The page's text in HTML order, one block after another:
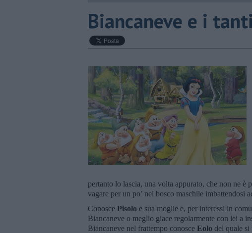
Biancaneve e i
pertanto lo lascia, una volta appurato, che non ne
vagare per un po’ nel bosco maschile imbattendosi
Conosce Pisolo e sua moglie e, per interessi in
Biancaneve o meglio giace regolarmente con lei a
Biancaneve nel frattempo conosce Eolo del quale